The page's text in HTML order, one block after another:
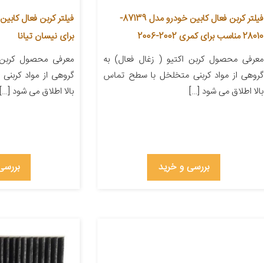
فیلتر کربن فعال کابین خودرو مدل 87139-
28010 مناسب برای کمری 2002-2006
معرفی محصول کربن اکتیو ( زغال فعال) به
گروهی از مواد کربنی متخلخل با سطح تماس
بالا اطلاق می شود […]
بررسی و خرید
برای نیسان تیانا
معرفی محصول
گروهی از مواد
بالا اطلاق می شود […]